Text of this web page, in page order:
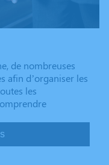
de nombreuses
afin d’organiser les
les